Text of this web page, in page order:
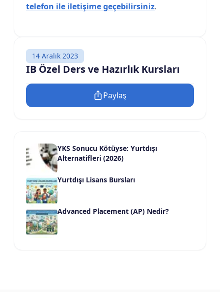
telefon ile iletişime geçebilirsiniz.
14 Aralık 2023
IB Özel Ders ve Hazırlık Kursları
Paylaş
YKS Sonucu Kötüyse: Yurtdışı
Alternatifleri (2026)
Yurtdışı Lisans Bursları
Advanced Placement (AP) Nedir?